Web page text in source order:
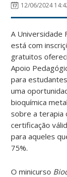
12/06/2024
A Universidade
está com
gratuitos
Apoio
para
uma
bioquímica
sobre a terapia
certificação
para aqueles
75%.
O minicurso